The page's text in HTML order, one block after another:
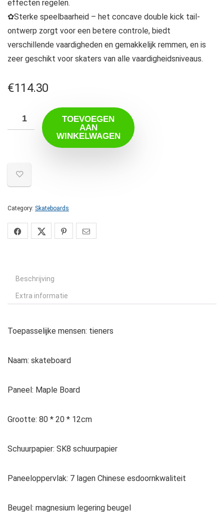
effecten regelen.
✿Sterke speelbaarheid – het concave double kick tail-
ontwerp zorgt voor een betere controle, biedt
verschillende vaardigheden en gemakkelijk remmen, en is
zeer geschikt voor skaters van alle vaardigheidsniveaus.
€114.30
TOEVOEGEN
AAN
WINKELWAGEN
Category: Skateboards
Beschrijving
Extra informatie
Toepasselijke mensen: tieners
Naam: skateboard
Paneel: Maple Board
Grootte: 80 * 20 * 12cm
Schuurpapier: SK8 schuurpapier
Paneeloppervlak: 7 lagen Chinese esdoornkwaliteit
Beugel: magnesium legering beugel